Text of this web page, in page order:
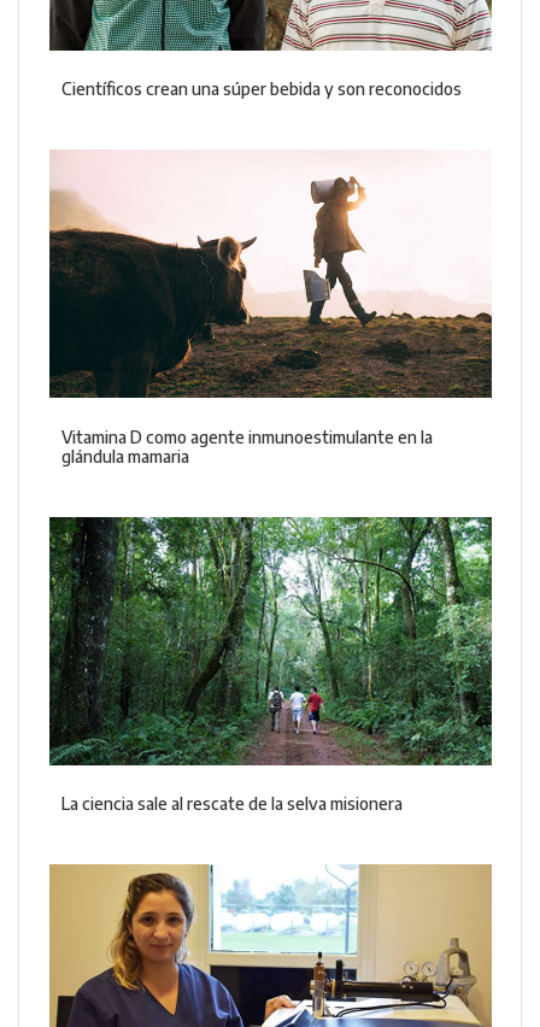
Científicos crean una súper bebida y son reconocidos
Vitamina D como agente inmunoestimulante en la
glándula mamaria
La ciencia sale al rescate de la selva misionera